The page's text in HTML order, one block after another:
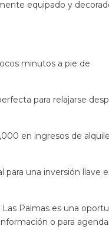
equipado y
minutos a pie de
para relajarse
en ingresos de
una inversión llave
Palmas es una
o para